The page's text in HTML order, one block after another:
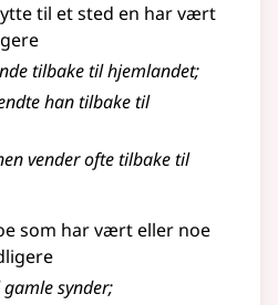
til et sted en har vært
tilbake til hjemlandet;
han tilbake til
vender ofte tilbake til
som har vært eller noe
synder;